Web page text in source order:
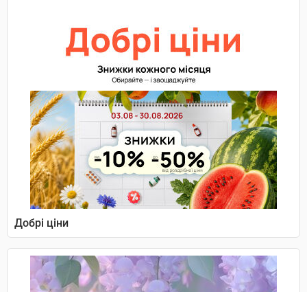
Добрі ціни